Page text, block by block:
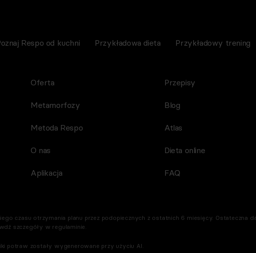
Respo od kuchni Przykładowa dieta Przykładowy trening
Oferta
Metamorfozy
Metoda Respo
O nas
Aplikacja
Przepisy
Blog
Atlas
Dieta online
FAQ
czasu otrzymania planu przez podopiecznych z ostatnich 6 miesięcy. Ostateczna
szczegóły w regulaminie.
potraw zostały wygenerowane przy użyciu AI.